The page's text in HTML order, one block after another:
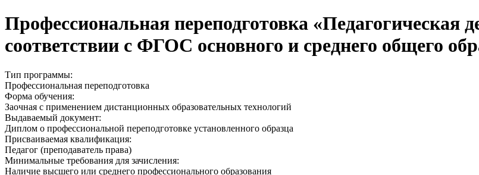
Профессиональная переподготовка «Педагогическая
соответствии с ФГОС основного и среднего общего
Тип программы:
Профессиональная переподготовка
Форма обучения:
Заочная с применением дистанционных образовательных технологий
Выдаваемый документ:
Диплом о профессиональной переподготовке установленного образца
Присваиваемая квалификация:
Педагог (преподаватель права)
Минимальные требования для зачисления:
Наличие высшего или среднего профессионального образования